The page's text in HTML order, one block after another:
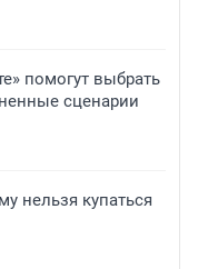
помогут выбрать
сценарии
нельзя купаться